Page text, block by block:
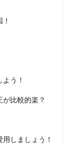
合わせるジャケ
知ろう！
かけてとても役立つ
ージャケットのよう
う！
比較的楽？
しましょう！